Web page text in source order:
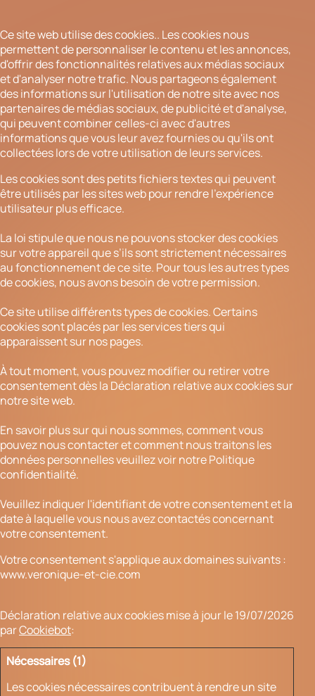
Ce site web utilise des cookies.. Les cookies nous
permettent de personnaliser le contenu et les annonces,
d'offrir des fonctionnalités relatives aux médias sociaux
et d'analyser notre trafic. Nous partageons également
des informations sur l'utilisation de notre site avec nos
partenaires de médias sociaux, de publicité et d'analyse,
qui peuvent combiner celles-ci avec d'autres
informations que vous leur avez fournies ou qu'ils ont
collectées lors de votre utilisation de leurs services.
Les cookies sont des petits fichiers textes qui peuvent
être utilisés par les sites web pour rendre l'expérience
utilisateur plus efficace.
La loi stipule que nous ne pouvons stocker des cookies
sur votre appareil que s’ils sont strictement nécessaires
au fonctionnement de ce site. Pour tous les autres types
de cookies, nous avons besoin de votre permission.
Ce site utilise différents types de cookies. Certains
cookies sont placés par les services tiers qui
apparaissent sur nos pages.
À tout moment, vous pouvez modifier ou retirer votre
consentement dès la Déclaration relative aux cookies sur
notre site web.
En savoir plus sur qui nous sommes, comment vous
pouvez nous contacter et comment nous traitons les
données personnelles veuillez voir notre Politique
confidentialité.
Veuillez indiquer l'identifiant de votre consentement et la
date à laquelle vous nous avez contactés concernant
votre consentement.
Votre consentement s'applique aux domaines suivants :
www.veronique-et-cie.com
Déclaration relative aux cookies mise à jour le 19/07/2026
parCookiebot:
Nécessaires (1)
Les cookies nécessaires contribuent à rendre un site